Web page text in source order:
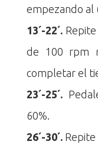
empezando al
13´-22´.
de 100 rpm
completar el
23´-25´.
60%.
26´-30´. Repite